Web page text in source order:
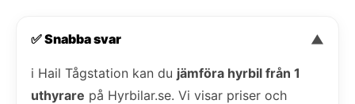
✅ Snabba svar ▼
i Hail Tågstation kan du jämföra hyrbil från 1
uthyrare på Hyrbilar.se. Vi visar priser och